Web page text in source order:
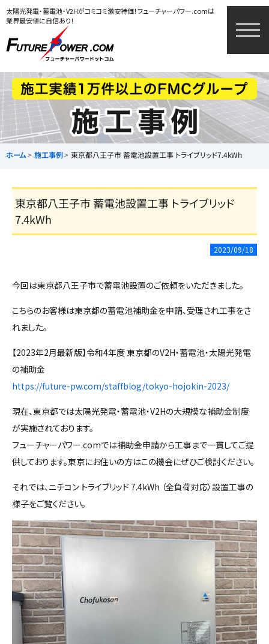
太陽光発電・蓄電池・V2Hがコミコミ激安特価！フューチャーパワー.comは
業界最安値に自信あり！
ホーム 施工事例 東京都八王子市 蓄電池設置工事 トライブリッド7.4kWh
東京都八王子市 蓄電池設置工事 トライブリッド
7.4kWh
2023/09/18
今回は東京都八王子市で蓄電池設置のご依頼をいただきました。
こちらのお客様は東京都の蓄電池補助金を申請、受理され工事をさ
れました。
【2023年2月最新版】令和4年度 東京都のV2H・蓄電池・太陽光発電
の補助金
https://future-pw.com/staffblog/tokyo-hojokin-2023/
現在、東京都では太陽光発電・蓄電池・V2Hの大規模な補助金制度
が実施されております。
フューチャーパワー.comでは補助金申請から工事まで一貫してご提
供しております。東京にお住いの方はこの機会にぜひご検討ください。
それでは、ニチコン トライブリッド 7.4kWh （全負荷対応）設置工事の
様子をご覧ください。